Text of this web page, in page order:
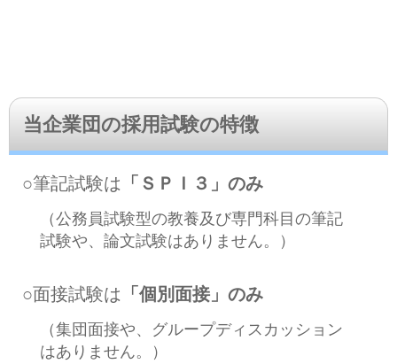
当企業団の採用試験の特徴
○筆記試験は 「ＳＰＩ３」のみ
（公務員試験型の教養及び専門科目の筆記
試験や、論文試験はありません。）
○面接試験は 「個別面接」のみ
（集団面接や、グループディスカッション
はありません。）